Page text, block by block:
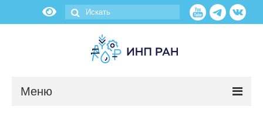
Меню